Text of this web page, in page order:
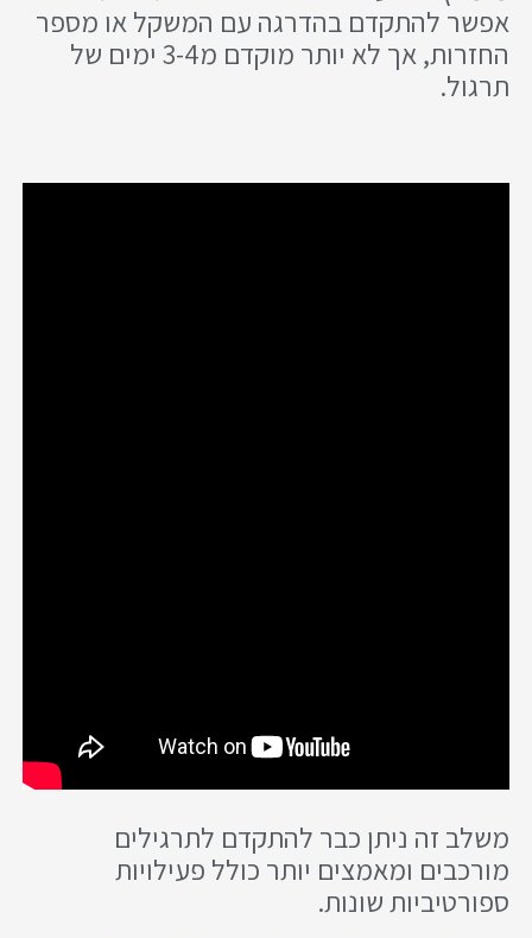
אפשר להתקדם בהדרגה עם המשקל או מספר
החזרות, אך לא יותר מוקדם מ3-4 ימים של
תרגול.
משלב זה ניתן כבר להתקדם לתרגילים
מורכבים ומאמצים יותר כולל פעילויות
ספורטיביות שונות.